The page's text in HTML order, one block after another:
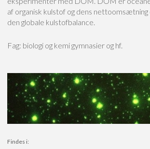
af organisk kulstof og dens
den globale kulstofbalance.
Fag: biologi og kemi gymnasier og hf.
Findes i: